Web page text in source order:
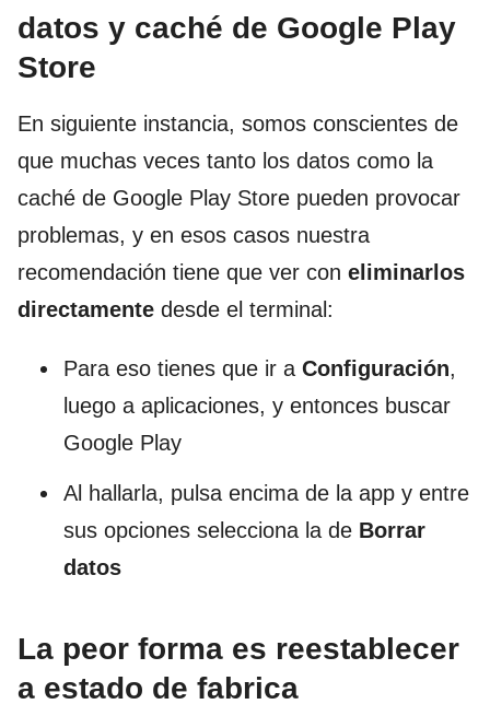
datos y caché de Google Play
Store
En siguiente instancia, somos conscientes de
que muchas veces tanto los datos como la
caché de Google Play Store pueden provocar
problemas, y en esos casos nuestra
recomendación tiene que ver con eliminarlos
directamente desde el terminal:
Para eso tienes que ir a Configuración,
luego a aplicaciones, y entonces buscar
Google Play
Al hallarla, pulsa encima de la app y entre
sus opciones selecciona la de Borrar
datos
La peor forma es reestablecer
a estado de fabrica